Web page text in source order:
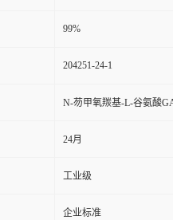
99%
204251-24-1
N-芴甲氧羰基-L-谷氨酸
24月
工业级
企业标准